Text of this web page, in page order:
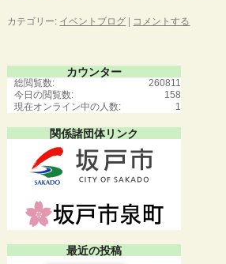
カテゴリー: イベントブログ | コメントする
カウンター
260811
総閲覧数:
158
今日の閲覧数:
1
現在オンライン中の人数:
関係諸団体リンク
最近の投稿